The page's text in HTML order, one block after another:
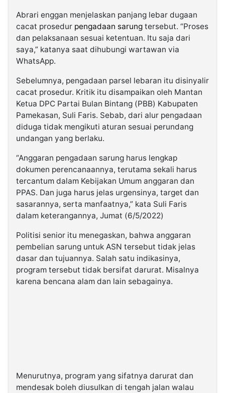
Abrari enggan menjelaskan panjang lebar dugaan
cacat prosedur pengadaan sarung tersebut. “Proses
dan pelaksanaan sesuai ketentuan. Itu saja dari
saya,” katanya saat dihubungi wartawan via
WhatsApp.
Sebelumnya, pengadaan parsel lebaran itu disinyalir
cacat prosedur. Kritik itu disampaikan oleh Mantan
Ketua DPC Partai Bulan Bintang (PBB) Kabupaten
Pamekasan, Suli Faris. Sebab, dari alur pengadaan
diduga tidak mengikuti aturan sesuai perundang
undangan yang berlaku.
“Anggaran pengadaan sarung harus lengkap
dokumen perencanaannya, terutama sekali harus
tercantum dalam Kebijakan Umum anggaran dan
PPAS. Dan juga harus jelas urgensinya, target dan
sasarannya, serta manfaatnya,” kata Suli Faris
dalam keterangannya, Jumat (6/5/2022)
Politisi senior itu menegaskan, bahwa anggaran
pembelian sarung untuk ASN tersebut tidak jelas
dasar dan tujuannya. Salah satu indikasinya,
program tersebut tidak bersifat darurat. Misalnya
karena bencana alam dan lain sebagainya.
Menurutnya, program yang sifatnya darurat dan
mendesak boleh diusulkan di tengah jalan walau